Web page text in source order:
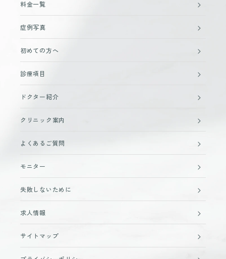
料金一覧
症例写真
初めての方へ
診療項目
ドクター紹介
クリニック案内
よくあるご質問
モニター
失敗しないために
求人情報
サイトマップ